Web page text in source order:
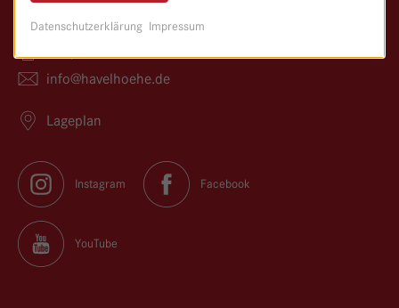
030/365 01–0
info@havelhoehe.de
Lageplan
Instagram Facebook
YouTube
Datenschutzerklärung Impressum